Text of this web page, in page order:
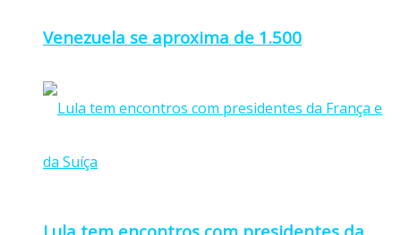
Venezuela se aproxima de 1.500